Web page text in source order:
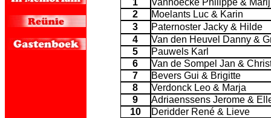
1
Vanhoecke Philippe &
2
Moelants Luc & Karin
3
Paternoster Jacky & Hilde
4
Van den Heuvel Danny &
5
Pauwels Karl
6
Van de Sompel Jan &
7
Bevers Gui & Brigitte
8
Verdonck Leo & Marja
9
Adriaenssens Jerome &
10
Deridder René & Lieve